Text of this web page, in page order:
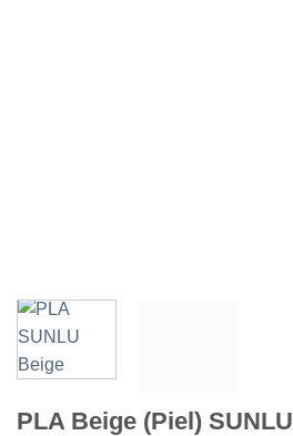
PLA Beige (Piel) SUNLU